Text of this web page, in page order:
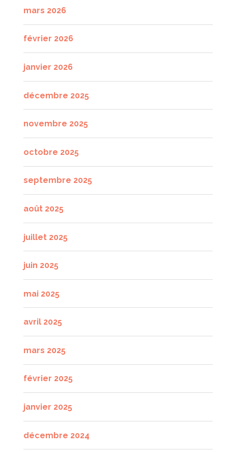
mars 2026
février 2026
janvier 2026
décembre 2025
novembre 2025
octobre 2025
septembre 2025
août 2025
juillet 2025
juin 2025
mai 2025
avril 2025
mars 2025
février 2025
janvier 2025
décembre 2024